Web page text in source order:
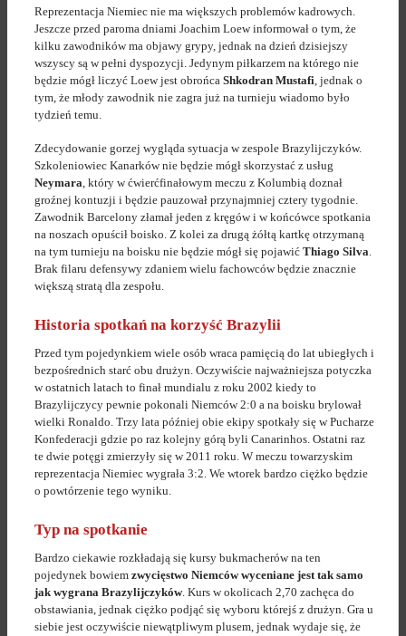
Reprezentacja Niemiec nie ma większych problemów kadrowych.
Jeszcze przed paroma dniami Joachim Loew informował o tym, że
kilku zawodników ma objawy grypy, jednak na dzień dzisiejszy
wszyscy są w pełni dyspozycji. Jedynym piłkarzem na którego nie
będzie mógł liczyć Loew jest obrońca Shkodran Mustafi, jednak o
tym, że młody zawodnik nie zagra już na turnieju wiadomo było
tydzień temu.
Zdecydowanie gorzej wygląda sytuacja w zespole Brazylijczyków.
Szkoleniowiec Kanarków nie będzie mógł skorzystać z usług
Neymara, który w ćwierćfinałowym meczu z Kolumbią doznał
groźnej kontuzji i będzie pauzował przynajmniej cztery tygodnie.
Zawodnik Barcelony złamał jeden z kręgów i w końcówce spotkania
na noszach opuścił boisko. Z kolei za drugą żółtą kartkę otrzymaną
na tym turnieju na boisku nie będzie mógł się pojawić Thiago Silva.
Brak filaru defensywy zdaniem wielu fachowców będzie znacznie
większą stratą dla zespołu.
Historia spotkań na korzyść Brazylii
Przed tym pojedynkiem wiele osób wraca pamięcią do lat ubiegłych i
bezpośrednich starć obu drużyn. Oczywiście najważniejsza potyczka
w ostatnich latach to finał mundialu z roku 2002 kiedy to
Brazylijczycy pewnie pokonali Niemców 2:0 a na boisku brylował
wielki Ronaldo. Trzy lata później obie ekipy spotkały się w Pucharze
Konfederacji gdzie po raz kolejny górą byli Canarinhos. Ostatni raz
te dwie potęgi zmierzyły się w 2011 roku. W meczu towarzyskim
reprezentacja Niemiec wygrała 3:2. We wtorek bardzo ciężko będzie
o powtórzenie tego wyniku.
Typ na spotkanie
Bardzo ciekawie rozkładają się kursy bukmacherów na ten
pojedynek bowiem zwycięstwo Niemców wyceniane jest tak samo
jak wygrana Brazylijczyków. Kurs w okolicach 2,70 zachęca do
obstawiania, jednak ciężko podjąć się wyboru którejś z drużyn. Gra u
siebie jest oczywiście niewątpliwym plusem, jednak wydaje się, że